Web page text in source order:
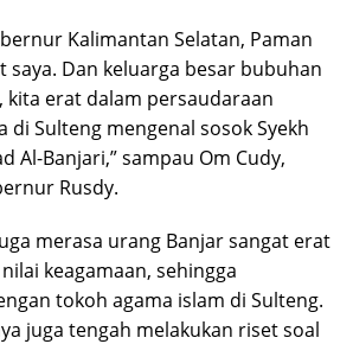
Kalimantan Selatan, Paman
saya. Dan keluarga besar bubuhan
kita erat dalam persaudaraan
di Sulteng mengenal sosok Syekh
Al-Banjari,” sampau Om Cudy,
Rusdy.
merasa urang Banjar sangat erat
keagamaan, sehingga
tokoh agama islam di Sulteng.
juga tengah melakukan riset soal